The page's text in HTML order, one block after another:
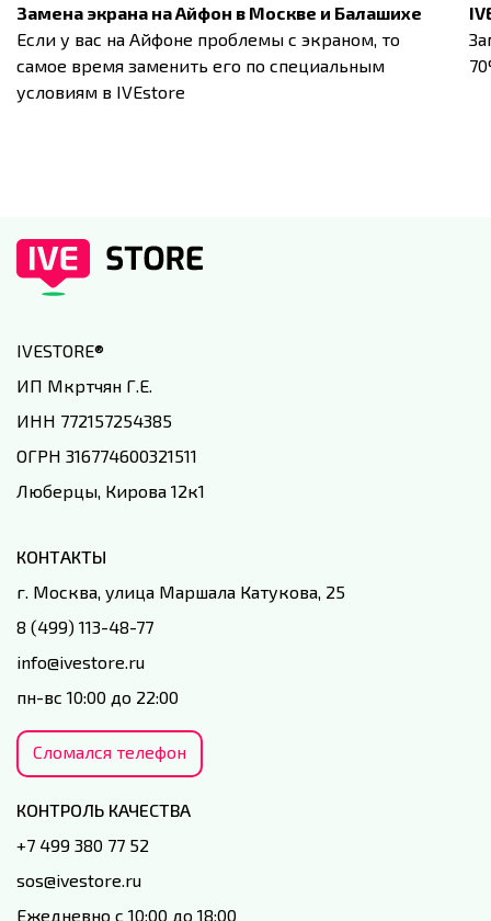
Замена экрана на Айфон в Москве и Балашихе
Если у вас на Айфоне проблемы с экраном, то
самое время заменить его по специальным
условиям в IVEstore
IVESTORE®
ИП Мкртчян Г.Е.
ИНН 772157254385
ОГРН 316774600321511
Люберцы, Кирова 12к1
КОНТАКТЫ
г. Москва, улица Маршала Катукова, 25
8 (499) 113-48-77
info@ivestore.ru
пн-вс 10:00 до 22:00
Сломался телефон
КОНТРОЛЬ КАЧЕСТВА
+7 499 380 77 52
sos@ivestore.ru
Ежедневно с 10:00 до 18:00